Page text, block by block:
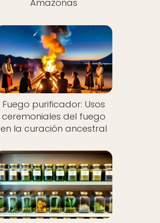
Amazonas
Fuego purificador: Usos
ceremoniales del fuego
en la curación ancestral